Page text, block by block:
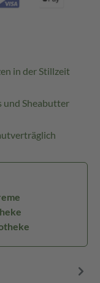
in der Stillzeit
und Sheabutter